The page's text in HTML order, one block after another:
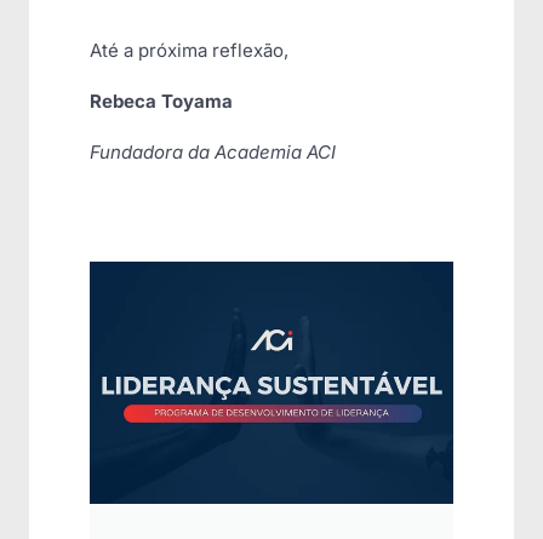
Até a próxima reflexão,
Rebeca Toyama
Fundadora da Academia ACI